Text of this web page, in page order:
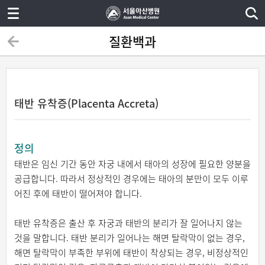
질환백과
태반 유착증(Placenta Accreta)
정의
태반은 임신 기간 동안 자궁 내에서 태아의 성장에 필요한 양분을
공급합니다. 따라서 정상적인 경우에는 태아의 분만이 모두 이루
어진 후에 태반이 떨어져야 합니다.
태반 유착증은 출산 후 자궁과 태반의 분리가 잘 일어나지 않는
것을 말합니다. 태반 분리가 일어나는 해면 탈락막이 없는 경우,
해면 탈락막이 부족한 부위에 태반이 착상되는 경우, 비정상적인